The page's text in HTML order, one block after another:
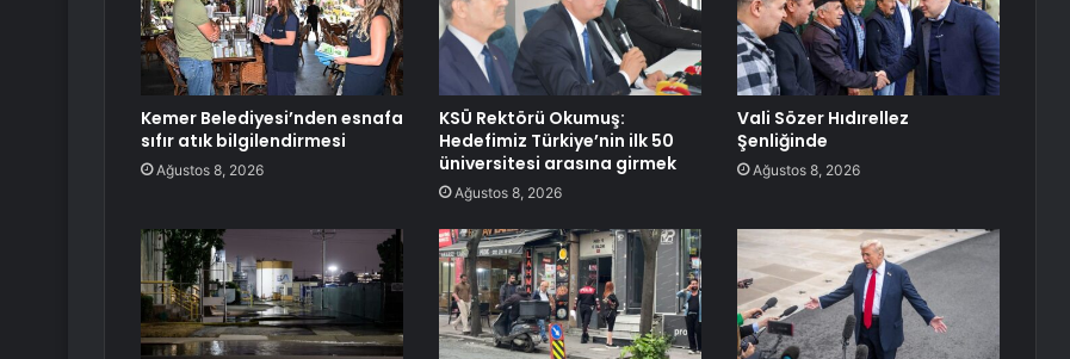
Kemer Belediyesi’nden esnafa
sıfır atık bilgilendirmesi
Ağustos 8, 2026
KSÜ Rektörü Okumuş:
Hedefimiz Türkiye’nin ilk 50
üniversitesi arasına girmek
Ağustos 8, 2026
Vali Sözer Hıdırellez
Şenliğinde
Ağustos 8, 2026